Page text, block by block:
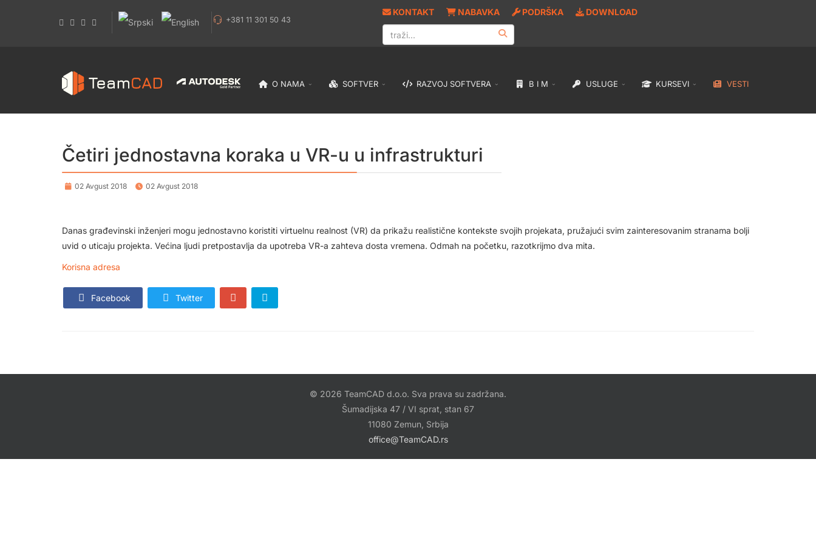
+381 11 301 50 43
KONTAKT NABAVKA PODRŠKA DOWNLOAD
O NAMA SOFTVER RAZVOJ SOFTVERA B I M USLUGE KURSEVI VESTI
Četiri jednostavna koraka u VR-u u infrastrukturi
02 Avgust 2018 02 Avgust 2018
Danas građevinski inženjeri mogu jednostavno koristiti virtuelnu realnost (VR) da prikažu realistične kontekste svojih projekata, pružajući svim zainteresovanim stranama bolji
uvid o uticaju projekta. Većina ljudi pretpostavlja da upotreba VR-a zahteva dosta vremena. Odmah na početku, razotkrijmo dva mita.
Korisna adresa
Facebook Twitter
© 2026 TeamCAD d.o.o. Sva prava su zadržana.
Šumadijska 47 / VI sprat, stan 67
11080 Zemun, Srbija
office@TeamCAD.rs